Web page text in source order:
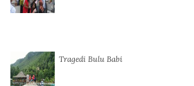
Tragedi Bulu Babi